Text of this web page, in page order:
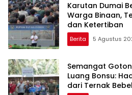
Karutan Dumai
Warga Binaan,
dan Ketertiban
Berita 5 Agustus
Semangat
Luang Bonsu:
dari Ternak